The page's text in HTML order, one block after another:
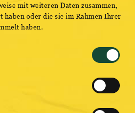
mit weiteren Daten zusammen,
haben oder die sie im Rahmen Ihrer
haben.